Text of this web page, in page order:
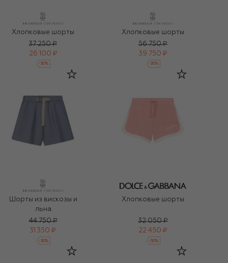
Хлопковые шорты
37 250 ₽
26 100 ₽
-30%
Хлопковые шорты
56 750 ₽
39 750 ₽
-30%
Шорты из вискозы и
льна
44 750 ₽
31 350 ₽
-30%
Хлопковые шорты
32 050 ₽
22 450 ₽
-30%